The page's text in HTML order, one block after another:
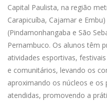
Capital Paulista, na região
Carapicuíba, Cajamar e
(Pindamonhangaba e São
Pernambuco. Os alunos têm
atividades esportivas,
e comunitários, levando os
aproximando os núcleos e
atendidas, promovendo a